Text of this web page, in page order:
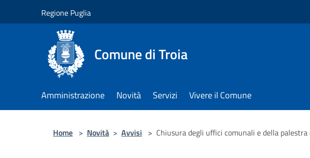
Regione Puglia
Comune di Troia
Amministrazione Novità Servizi Vivere il Comune
Home > Novità > Avvisi > Chiusura degli uffici comunali e della